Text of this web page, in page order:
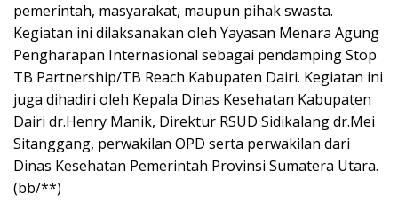
pemerintah, masyarakat, maupun pihak swasta.
Kegiatan ini dilaksanakan oleh Yayasan Menara Agung
Pengharapan Internasional sebagai pendamping Stop
TB Partnership/TB Reach Kabupaten Dairi. Kegiatan ini
juga dihadiri oleh Kepala Dinas Kesehatan Kabupaten
Dairi dr.Henry Manik, Direktur RSUD Sidikalang dr.Mei
Sitanggang, perwakilan OPD serta perwakilan dari
Dinas Kesehatan Pemerintah Provinsi Sumatera Utara.
(bb/**)